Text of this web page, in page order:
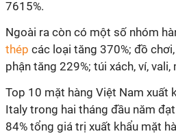
7615%.
Ngoài ra còn có một số nhóm
thép các loại tăng 370%; đồ
phận tăng 229%; túi xách, ví, vali,
Top 10 mặt hàng Việt Nam xuất
Italy trong hai tháng đầu năm
84% tổng giá trị xuất khẩu mặt